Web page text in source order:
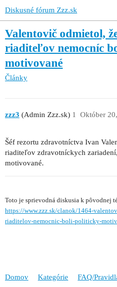
Diskusné fórum Zzz.sk
Valentovič odmietol,
riaditeľov nemocníc
motivované
Články
zzz3 (Admin Zzz.sk) Október
1
Šéf rezortu zdravotníctva Ivan
riaditeľov zdravotníckych
motivované.
Toto je sprievodná diskusia k pôvodnej
https://www.zzz.sk/clanok/1464-
riaditelov-nemocnic-boli-politicky-
Domov Kategórie FAQ/